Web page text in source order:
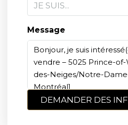
JE SUIS...
Message
DEMANDER DES